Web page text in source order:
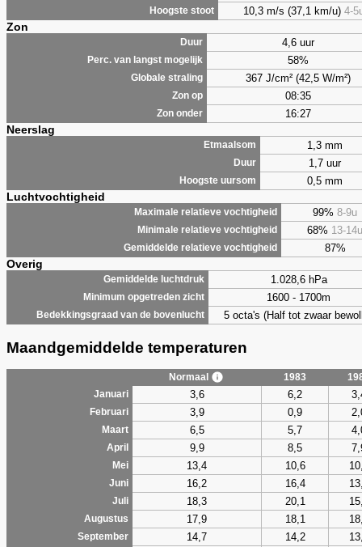
Hoogste stoot 10,3 m/s (37,1 km/u) 4-
Zon
Duur 4,6 uur
Perc. van langst mogelijk 58%
Globale straling 367 J/cm² (42,5 W/m²)
Zon op 08:35
Zon onder 16:27
Neerslag
Etmaalsom 1,3 mm
Duur 1,7 uur
Hoogste uursom 0,5 mm
Luchtvochtigheid
Maximale relatieve vochtigheid 99% 8-9u
Minimale relatieve vochtigheid 68% 13-14u
Gemiddelde relatieve vochtigheid 87%
Overig
Gemiddelde luchtdruk 1.028,6 hPa
Minimum opgetreden zicht 1600 - 1700m
Bedekkingsgraad van de bovenlucht 5 octa's (Half tot zwaar
Maandgemiddelde temperaturen
Normaal 1983
Januari
3,6 6,2
Februari 3,9 0,9
Maart 6,5 5,7
April 9,9 8,5
Mei 13,4 10,6
Juni 16,2 16,4
Juli 18,3 20,1
Augustus 17,9 18,1
September 14,7 14,2